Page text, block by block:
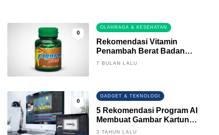
0
OLAHRAGA & KESEHATAN
Rekomendasi Vitamin
Penambah Berat Badan
Terbaik
7 BULAN LALU
0
GADGET & TEKNOLOGI
5 Rekomendasi Program AI
Membuat Gambar Kartun
Keren
3 TAHUN LALU